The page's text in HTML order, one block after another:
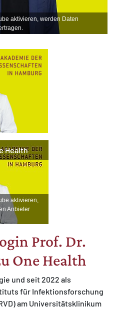
aktivieren, werden Daten
Health
aktivieren,
Anbieter
Prof. Dr.
One Health
und seit 2022 als
für Infektionsforschung
am Universitätsklinikum